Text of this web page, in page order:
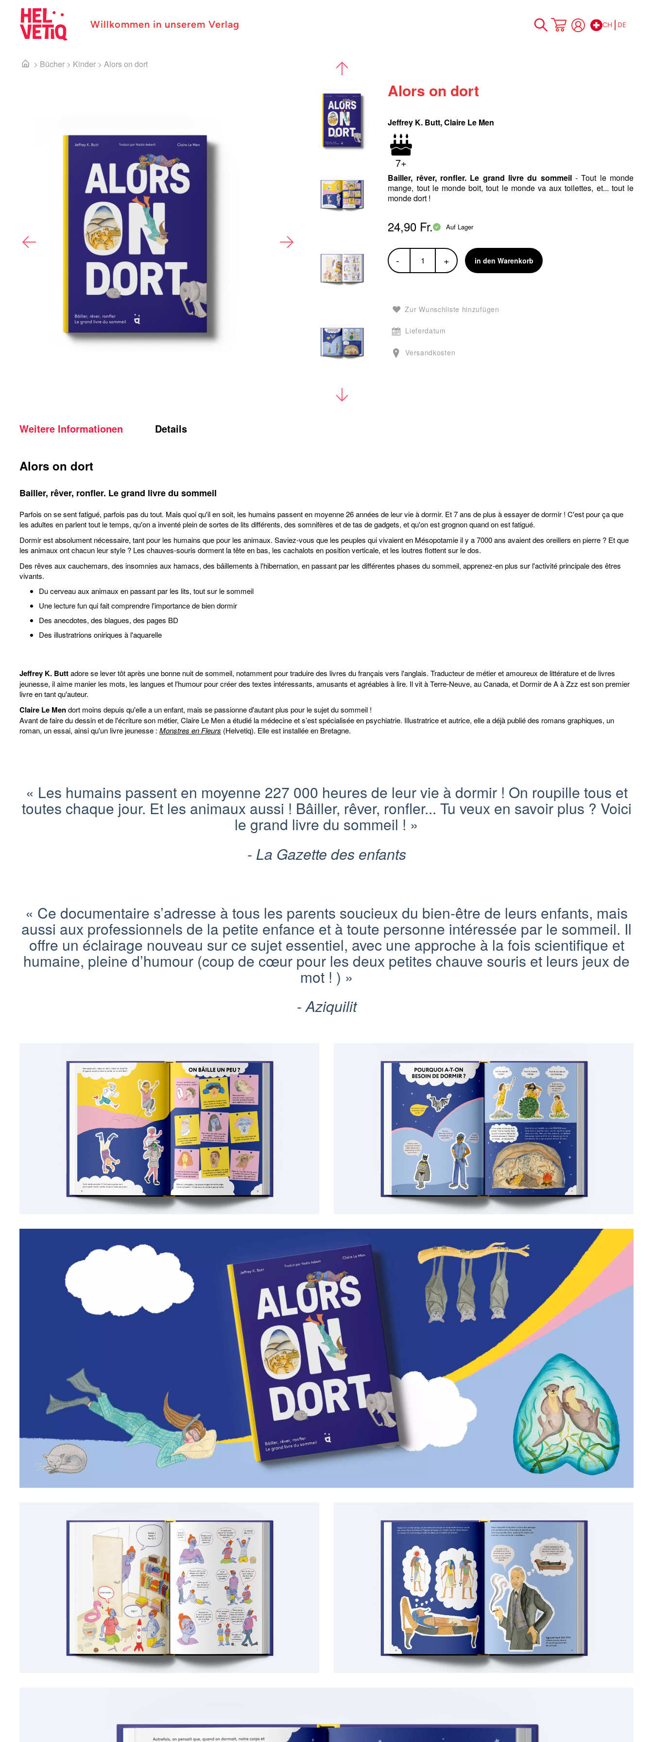
Willkommen in unserem Verlag
Zum
CH DE
> Bücher > Kinder > Alors on dort
Alors on dort
Jeffrey K. Butt, Claire Le Men
7+
Bailler, rêver, ronfler. Le grand livre du sommeil- Tout le monde
mange, tout le monde boit, tout le monde va aux toilettes, et... tout le
monde dort !
24,90 Fr. Auf Lager
- + in den Warenkorb
Zur Wunschliste hinzufügen
Lieferdatum
Versandkosten
Weitere Informationen
Alors on dort
Bailler, rêver, ronfler. Le grand livre du sommeil
Parfois on se sent fatigué, parfois pas du tout. Mais quoi qu'il en soit, les humains passent en moyenne 26 années de leur vie à dormir. Et 7 ans de plus à essayer de dormir ! C'est pour ça que
les adultes en parlent tout le temps, qu'on a inventé plein de sortes de lits différents, des somnifères et de tas de gadgets, et qu'on est grognon quand on est fatigué.
Dormir est absolument nécessaire, tant pour les humains que pour les animaux. Saviez-vous que les peuples qui vivaient en Mésopotamie il y a 7000 ans avaient des oreillers en pierre ? Et que
les animaux ont chacun leur style ? Les chauves-souris dorment la tête en bas, les cachalots en position verticale, et les loutres flottent sur le dos.
Des rêves aux cauchemars, des insomnies aux hamacs, des bâillements à l'hibernation, en passant par les différentes phases du sommeil, apprenez-en plus sur l'activité principale des êtres
vivants.
Du cerveau aux animaux en passant par les lits, tout sur le sommeil
Une lecture fun qui fait comprendre l'importance de bien dormir
Des anecdotes, des blagues, des pages BD
Des illustratrions oniriques à l'aquarelle
Jeffrey K. Buttadore se lever tôt après une bonne nuit de sommeil, notamment pour traduire des livres du français vers l'anglais. Traducteur de métier et amoureux de littérature et de livres
jeunesse, il aime manier les mots, les langues et l'humour pour créer des textes intéressants, amusants et agréables à lire. Il vit à Terre-Neuve, au Canada, et Dormir de A à Zzz est son premier
livre en tant qu'auteur.
Claire Le Mendort moins depuis qu'elle a un enfant, mais se passionne d'autant plus pour le sujet du sommeil !
Avant de faire du dessin et de l'écriture son métier, Claire Le Men a étudié la médecine et s’est spécialisée en psychiatrie. Illustratrice et autrice, elle a déjà publié des romans graphiques, un
roman, un essai, ainsi qu'un livre jeunesse : Monstres en Fleurs (Helvetiq). Elle est installée en Bretagne.
Details
« Les humains passent en moyenne 227 000 heures de leur vie à dormir ! On roupille tous et
toutes chaque jour. Et les animaux aussi ! Bâiller, rêver, ronfler... Tu veux en savoir plus ? Voici
le grand livre du sommeil ! »
- La Gazette des enfants
« Ce documentaire s’adresse à tous les parents soucieux du bien-être de leurs enfants, mais
aussi aux professionnels de la petite enfance et à toute personne intéressée par le sommeil. Il
offre un éclairage nouveau sur ce sujet essentiel, avec une approche à la fois scientifique et
humaine, pleine d’humour (coup de cœur pour les deux petites chauve souris et leurs jeux de
mot ! ) »
-Aziquilit